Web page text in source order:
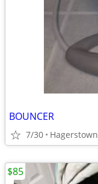
BOUNCER
7/30 Hagerstown
$85